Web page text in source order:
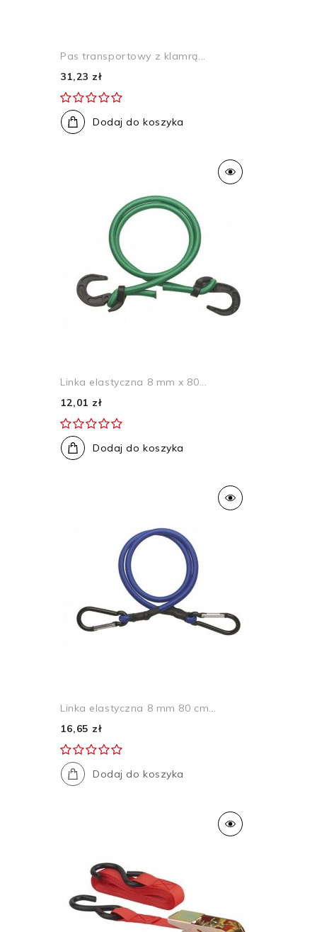
Pas transportowy z klamrą...
31,23 zł
Dodaj do koszyka
Linka elastyczna 8 mm x 80...
12,01 zł
Dodaj do koszyka
Linka elastyczna 8 mm 80 cm...
16,65 zł
Dodaj do koszyka